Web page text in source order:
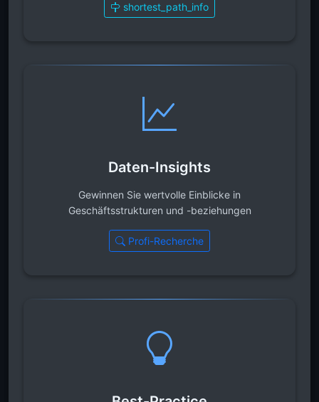
shortest_path_info
Daten-Insights
Gewinnen Sie wertvolle Einblicke in
Geschäftsstrukturen und -beziehungen
Profi-Recherche